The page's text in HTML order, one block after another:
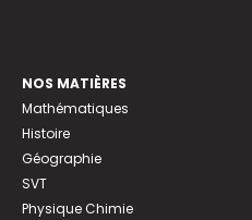
NOS MATIÈRES
Mathématiques
Histoire
Géographie
SVT
Physique Chimie